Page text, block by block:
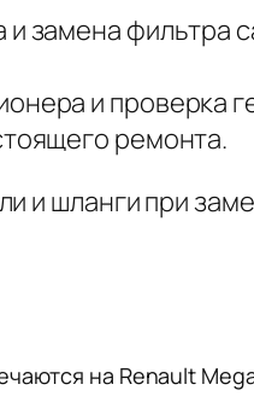
замена
и проверка
ремонта.
и шланги при
на Renault